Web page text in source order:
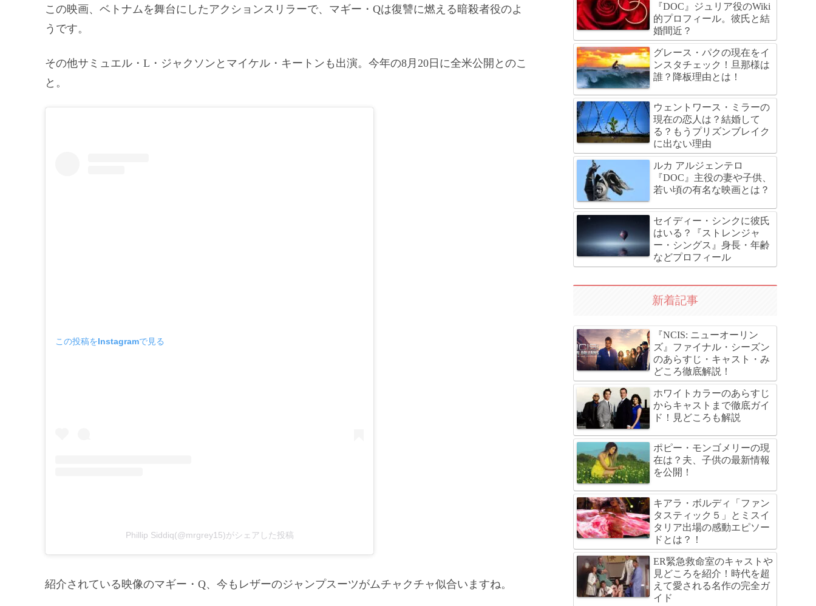
この映画、ベトナムを舞台にしたアクションスリラーで、マギー・Qは復讐に燃える暗殺者役のよ
うです。
その他サミュエル・L・ジャクソンとマイケル・キートンも出演。今年の8月20日に全米公開とのこ
と。
この投稿をInstagramで見る
Phillip Siddiq(@mrgrey15)がシェアした投稿
紹介されている映像のマギー・Q、今もレザーのジャンプスーツがムチャクチャ似合いますね。
『DOC』ジュリア役のWiki
的プロフィール。彼氏と結
婚間近？
グレース・パクの現在をイ
ンスタチェック！旦那様は
誰？降板理由とは！
ウェントワース・ミラーの
現在の恋人は？結婚して
る？もうプリズンブレイク
に出ない理由
ルカ アルジェンテロ
『DOC』主役の妻や子供、
若い頃の有名な映画とは？
セイディー・シンクに彼氏
はいる？『ストレンジャ
ー・シングス』身長・年齢
などプロフィール
新着記事
『NCIS: ニューオーリン
ズ』ファイナル・シーズン
のあらすじ・キャスト・み
どころ徹底解説！
ホワイトカラーのあらすじ
からキャストまで徹底ガイ
ド！見どころも解説
ポピー・モンゴメリーの現
在は？夫、子供の最新情報
を公開！
キアラ・ボルディ「ファン
タスティック５」とミスイ
タリア出場の感動エピソー
ドとは？！
ER緊急救命室のキャストや
見どころを紹介！時代を超
えて愛される名作の完全ガ
イド